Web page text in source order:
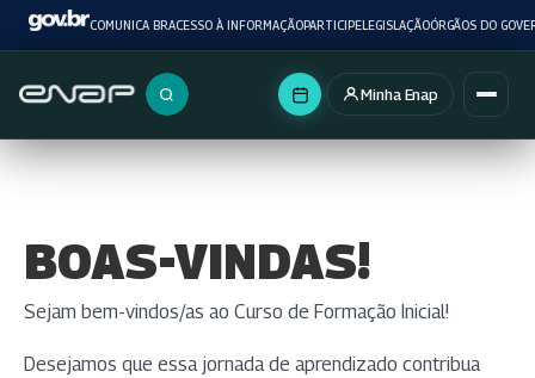
COMUNICA BRACESSO À INFORMAÇÃOPARTICIPELEGISLAÇÃOÓRGÃOS DO
Buscar no portal
Minha Enap
BOAS-VINDAS!
Sejam bem-vindos/as ao Curso de Formação Inicial!
Desejamos que essa jornada de aprendizado contribua